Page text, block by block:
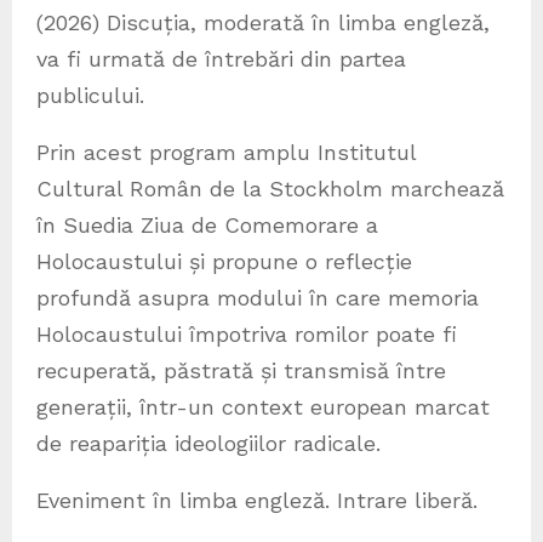
(2026) Discuția, moderată în limba engleză,
va fi urmată de întrebări din partea
publicului.
Prin acest program amplu Institutul
Cultural Român de la Stockholm marchează
în Suedia Ziua de Comemorare a
Holocaustului și propune o reflecție
profundă asupra modului în care memoria
Holocaustului împotriva romilor poate fi
recuperată, păstrată și transmisă între
generații, într-un context european marcat
de reapariția ideologiilor radicale.
Eveniment în limba engleză. Intrare liberă.